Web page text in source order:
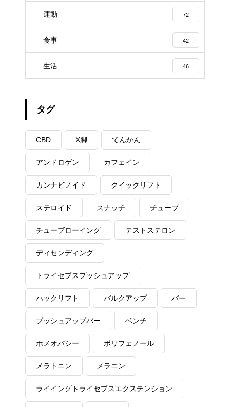
運動 72
食事 42
生活 46
タグ
CBD X脚 てんかん
アンドロゲン カフェイン
カンナビノイド クイックリフト
ステロイド スナッチ チューブ
チューブローイング テストステロン
ディセンディング
トライセプスプッシュアップ
ハックリフト バルクアップ バー
プッシュアップバー ベンチ
ホメオパシー ポリフェノール
メラトニン メラニン
ライイングトライセプスエクステンション